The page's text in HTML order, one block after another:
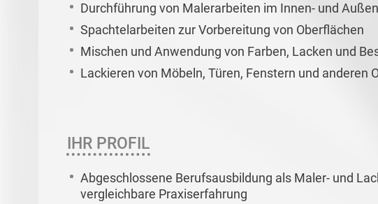
Durchführung von Malerarbeiten im Innen- und
Spachtelarbeiten zur Vorbereitung von Oberflächen
Mischen und Anwendung von Farben, Lacken und
Lackieren von Möbeln, Türen, Fenstern und anderen
IHR PROFIL
Abgeschlossene Berufsausbildung als Maler- und
vergleichbare Praxiserfahrung